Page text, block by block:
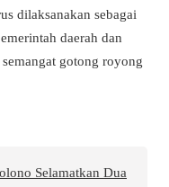
dilaksanakan sebagai
daerah dan
gotong royong
Selamatkan Dua